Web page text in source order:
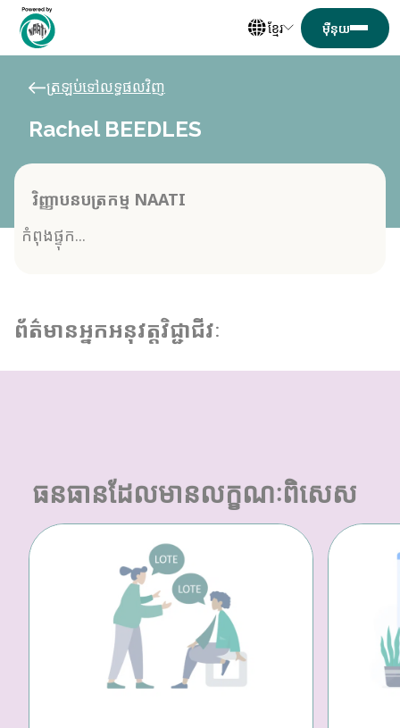
ខ្មែរ
ត្រឡប់ទៅលទ្ធផលវិញ
Rachel BEEDLES
វិញ្ញាបនបត្រកម្ម NAATI
កំពុងផ្ទុក...
ព័ត៌មានអ្នកអនុវត្តវិជ្ជាជីវៈ
ធនធានដែលមានលក្ខណៈពិសេស